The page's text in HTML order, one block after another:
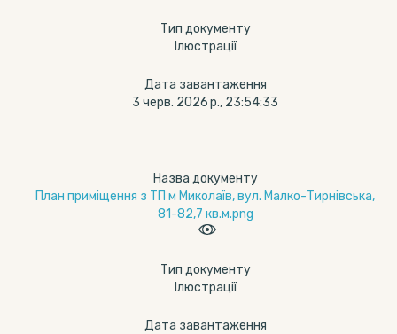
Тип документу
Ілюстрації
Дата завантаження
3 черв. 2026 р., 23:54:33
Назва документу
План приміщення з ТП м Миколаїв, вул. Малко-Тирнівська,
81-82,7 кв.м.png
Тип документу
Ілюстрації
Дата завантаження